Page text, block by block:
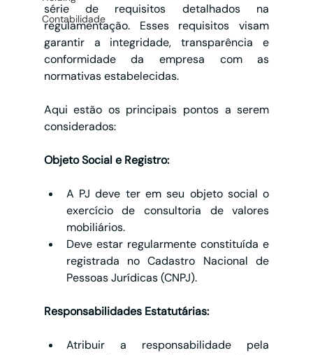
Contabilidade
série de requisitos detalhados na
regulamentação. Esses requisitos visam
garantir a integridade, transparência e
conformidade da empresa com as
normativas estabelecidas.
Aqui estão os principais pontos a serem
considerados:
Objeto Social e Registro:
A PJ deve ter em seu objeto social o
exercício de consultoria de valores
mobiliários.
Deve estar regularmente constituída e
registrada no Cadastro Nacional de
Pessoas Jurídicas (CNPJ).
Responsabilidades Estatutárias:
Atribuir a responsabilidade pela